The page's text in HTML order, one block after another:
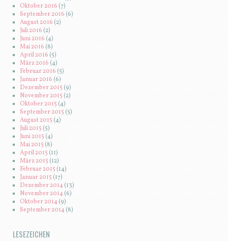
Oktober 2016(7)
September 2016 (6)
August 2016(2)
Juli 2016(2)
Juni 2016 (4)
Mai 2016 (8)
April 2016(5)
März 2016 (4)
Februar 2016(5)
Januar 2016 (6)
Dezember 2015 (9)
November 2015 (2)
Oktober 2015 (4)
September 2015 (5)
August 2015 (4)
Juli 2015 (5)
Juni 2015 (4)
Mai 2015(8)
April 2015 (11)
März 2015 (12)
Februar 2015 (14)
Januar 2015 (17)
Dezember 2014(13)
November 2014(6)
Oktober 2014(9)
September 2014(8)
LESEZEICHEN